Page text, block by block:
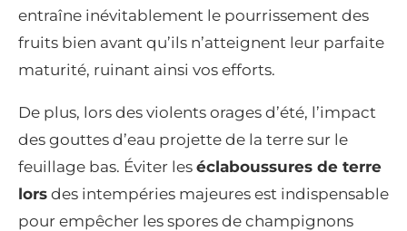
entraîne inévitablement le pourrissement des
fruits bien avant qu’ils n’atteignent leur parfaite
maturité, ruinant ainsi vos efforts.
De plus, lors des violents orages d’été, l’impact
des gouttes d’eau projette de la terre sur le
feuillage bas. Éviter les éclaboussures de terre
lors des intempéries majeures est indispensable
pour empêcher les spores de champignons